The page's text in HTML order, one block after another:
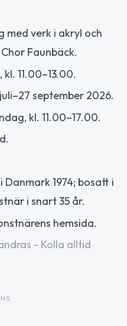
med verk i akryl och
Faunbäck.
11.00–13.00.
september 2026.
kl. 11.00–17.00.
Danmark 1974; bosatt i
i snart 35 år.
hemsida.
- Kolla alltid